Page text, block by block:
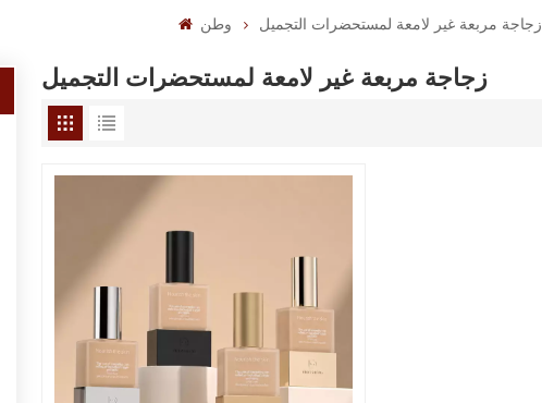
وطن زجاجة مربعة غير لامعة لمستحضرات التجميل
زجاجة مربعة غير لامعة لمستحضرات التجميل